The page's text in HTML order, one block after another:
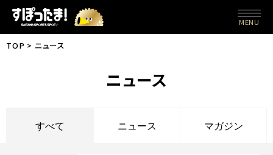
MENU
TOP ニュース
ニュース
すべて ニュース マガジン